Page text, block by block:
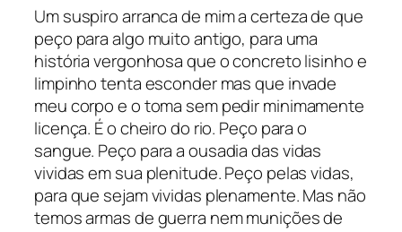
Um suspiro arranca de mim a certeza de que
peço para algo muito antigo, para uma
história vergonhosa que o concreto lisinho e
limpinho tenta esconder mas que invade
meu corpo e o toma sem pedir minimamente
licença. É o cheiro do rio. Peço para o
sangue. Peço para a ousadia das vidas
vividas em sua plenitude. Peço pelas vidas,
para que sejam vividas plenamente. Mas não
temos armas de guerra nem munições de